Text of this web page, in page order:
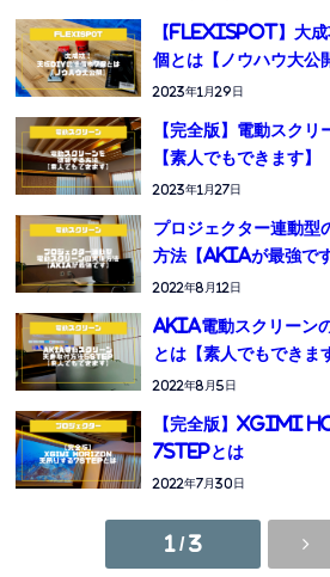
【Flexispot】大成
個とは【ノウハウ大公
2023年1月29日
【完全版】電動スク
【素人でもできます】
2023年1月27日
プロジェクター連動型
方法【AKIAが最強です
2022年8月12日
AKIA電動スクリーン
とは【素人でもできま
2022年8月5日
【完全版】XGIMI
7STEPとは
2022年7月30日
1 / 3